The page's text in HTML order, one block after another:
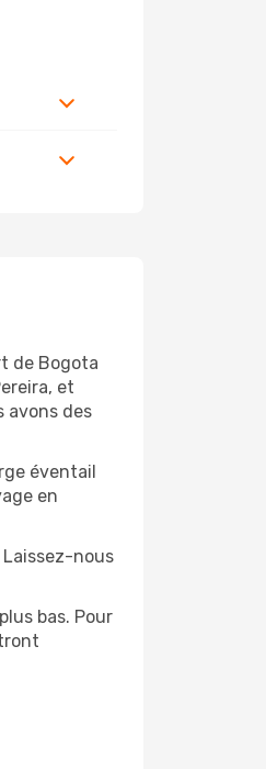
de Bogota
et
avons des
éventail
en
Laissez-nous
bas. Pour